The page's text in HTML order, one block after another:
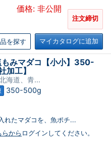
価格: 非公開
注文締切
を探す マイカタログに追加
もみマダコ【小小】350-
加工】
海道、青...
350-500g
れたマダコを、魚ポチ...
らから ログインしてください。